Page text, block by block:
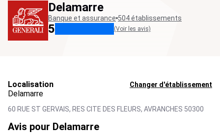
Delamarre
Banque et assurance 504 établissements
5 (Voir les avis)
Localisation Changer d'établissement
Delamarre
60 RUE ST GERVAIS, RES CITE DES FLEURS, AVRANCHES 50300
Avis pour Delamarre